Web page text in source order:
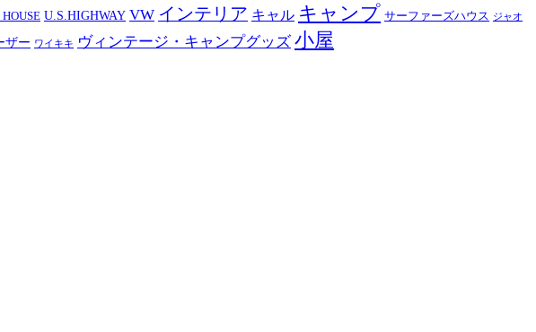
U.S.HIGHWAY VW インテリア キャル キャンプ サーファーズハウス ジャオ
ザー ワイキキ ヴィンテージ・キャンプグッズ 小屋